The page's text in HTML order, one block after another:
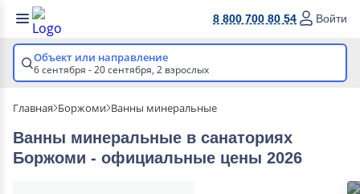
8 800 700 80 54 Войти
Объект или направление
6 сентября - 20 сентября, 2 взрослых
Главная Боржоми Ванны минеральные
Ванны минеральные в cанаториях
Боржоми - официальные цены 2026